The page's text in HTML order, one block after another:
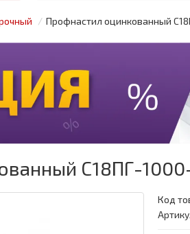
Профнастил оцинкованный
С18ПГ-
Код